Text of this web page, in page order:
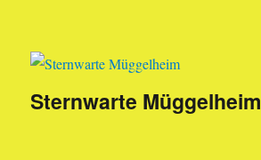
Sternwarte Müggelheim